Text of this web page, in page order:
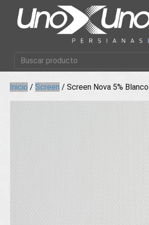
Inicio / Screen / Screen Nova 5% Blanco